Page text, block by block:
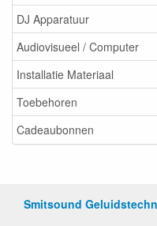
DJ Apparatuur
Audiovisueel / Computer
Installatie Materiaal
Toebehoren
Cadeaubonnen
Smitsound